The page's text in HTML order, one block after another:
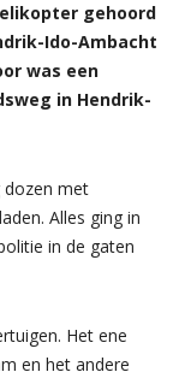
gehoord
Ido-Ambacht
was een
in Hendrik-
dozen met
Alles ging in
in de gaten
Het ene
en het andere